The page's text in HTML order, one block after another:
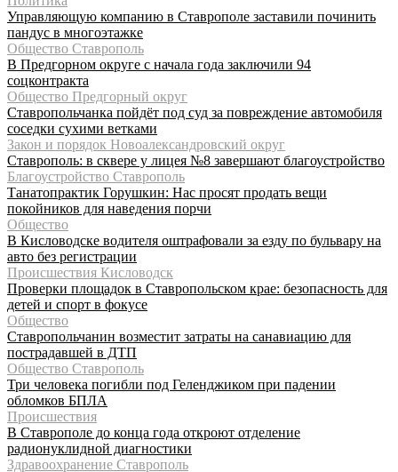
Управляющую компанию в Ставрополе заставили починить
пандус в многоэтажке
Общество Ставрополь
В Предгорном округе с начала года заключили 94
соцконтракта
Общество Предгорный округ
Ставропольчанка пойдёт под суд за повреждение автомобиля
соседки сухими ветками
Закон и порядок Новоалександровский округ
Ставрополь: в сквере у лицея №8 завершают благоустройство
Благоустройство Ставрополь
Танатопрактик Горушкин: Нас просят продать вещи
покойников для наведения порчи
Общество
В Кисловодске водителя оштрафовали за езду по бульвару на
авто без регистрации
Происшествия Кисловодск
Проверки площадок в Ставропольском крае: безопасность для
детей и спорт в фокусе
Общество
Ставропольчанин возместит затраты на санавиацию для
пострадавшей в ДТП
Общество Ставрополь
Три человека погибли под Геленджиком при падении
обломков БПЛА
Происшествия
В Ставрополе до конца года откроют отделение
радионуклидной диагностики
Здравоохранение Ставрополь